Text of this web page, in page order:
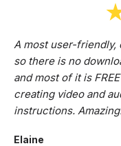
A most user-friendly,
so there is no
and most of it is
creating video and
instructions.
Elaine